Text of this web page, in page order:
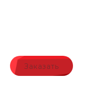
Заказать